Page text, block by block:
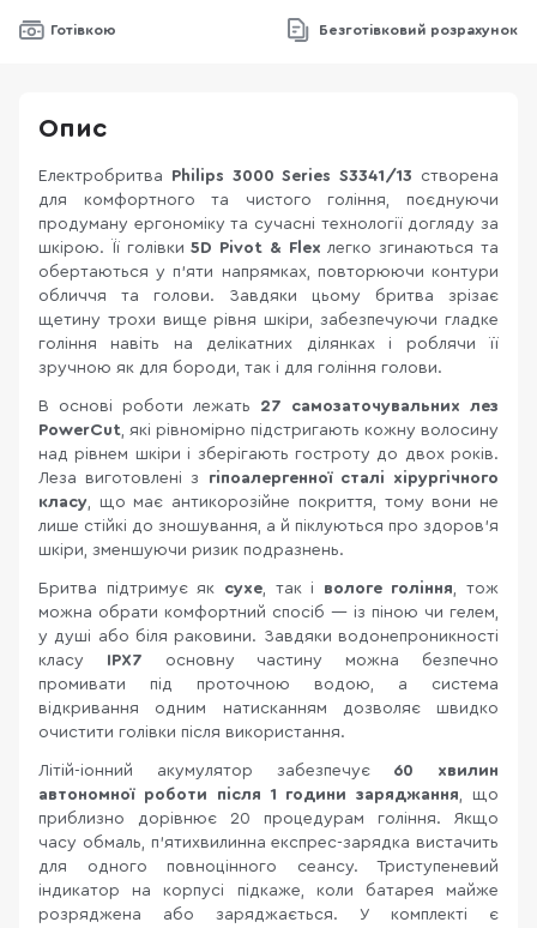
Готівкою Безготівковий розрахунок
Опис
Електробритва Philips 3000 Series S3341/13 створена
для комфортного та чистого гоління, поєднуючи
продуману ергономіку та сучасні технології догляду за
шкірою. Її голівки5D Pivot & Flex легко згинаються та
обертаються у п’яти напрямках, повторюючи контури
обличчя та голови. Завдяки цьому бритва зрізає
щетину трохи вище рівня шкіри, забезпечуючи гладке
гоління навіть на делікатних ділянках і роблячи її
зручною як для бороди, так і для гоління голови.
В основі роботи лежать 27 самозаточувальних лез
PowerCut, які рівномірно підстригають кожну волосину
над рівнем шкіри і зберігають гостроту до двох років.
Леза виготовлені з гіпоалергенної сталі хірургічного
класу, що має антикорозійне покриття, тому вони не
лише стійкі до зношування, а й піклуються про здоров’я
шкіри, зменшуючи ризик подразнень.
Бритва підтримує як сухе, так і вологе гоління, тож
можна обрати комфортний спосіб — із піною чи гелем,
у душі або біля раковини. Завдяки водонепроникності
класу IPX7 основну частину можна безпечно
промивати під проточною водою, а система
відкривання одним натисканням дозволяє швидко
очистити голівки після використання.
Літій-іонний акумулятор забезпечує 60 хвилин
автономної роботи після 1 години заряджання, що
приблизно дорівнює 20 процедурам гоління. Якщо
часу обмаль, п’ятихвилинна експрес-зарядка вистачить
для одного повноцінного сеансу. Триступеневий
індикатор на корпусі підкаже, коли батарея майже
розряджена або заряджається. У комплекті є